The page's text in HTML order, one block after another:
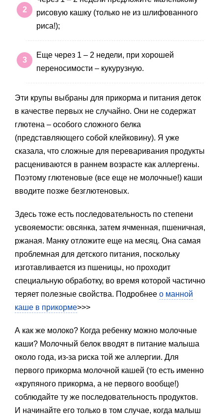
рисовую кашку (только не из шлифованного
риса!);
Еще через 1 – 2 недели, при хорошей
переносимости – кукурузную.
Эти крупы выбраны для прикорма и питания деток
в качестве первых не случайно. Они не содержат
глютена – особого сложного белка
(представляющего собой клейковину). Я уже
сказала, что сложные для переваривания продукты
расцениваются в раннем возрасте как аллергены.
Поэтому глютеновые (все еще не молочные!) каши
вводите позже безглютеновых.
Здесь тоже есть последовательность по степени
усвояемости: овсянка, затем ячменная, пшеничная,
ржаная. Манку отложите еще на месяц. Она самая
проблемная для детского питания, поскольку
изготавливается из пшеницы, но проходит
специальную обработку, во время которой частично
теряет полезные свойства. Подробнее о манной
каше в прикорме>>>
А как же молоко? Когда ребенку можно молочные
каши? Молочный белок вводят в питание малыша
около года, из-за риска той же аллергии. Для
первого прикорма молочной кашей (то есть именно
«крупяного прикорма, а не первого вообще!)
соблюдайте ту же последовательность продуктов.
И начинайте его только в том случае, когда малыш